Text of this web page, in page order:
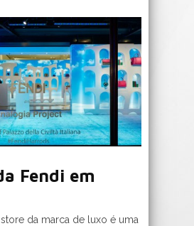
Fendi em
da marca de luxo é uma